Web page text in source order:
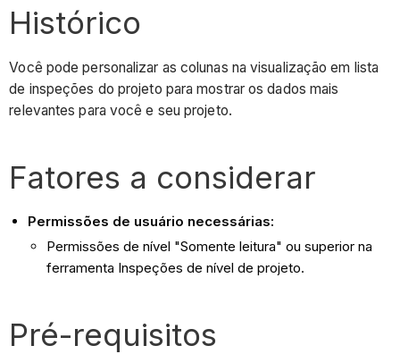
Histórico
Você pode personalizar as colunas na visualização em lista
de inspeções do projeto para mostrar os dados mais
relevantes para você e seu projeto.
Fatores a considerar
Permissões de usuário necessárias:
Permissões de nível "Somente leitura" ou superior na
ferramenta Inspeções de nível de projeto.
Pré-requisitos